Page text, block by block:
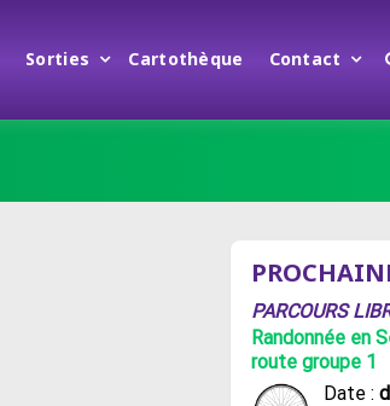
Sorties Cartothèque Contact
PARCOURS
Randonnée en
route groupe 1
Date :